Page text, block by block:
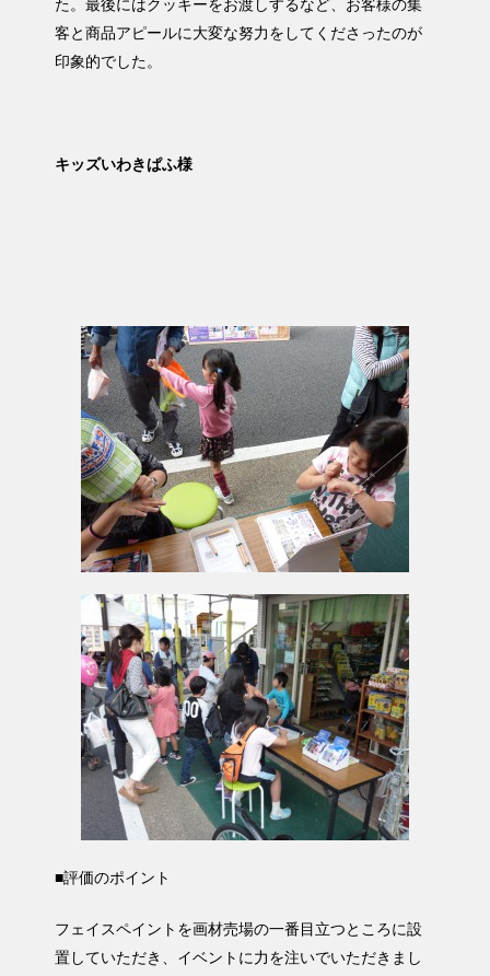
た。最後にはクッキーをお渡しするなど、お客様の集
客と商品アピールに大変な努力をしてくださったのが
印象的でした。
キッズいわきぱふ様
■評価のポイント
フェイスペイントを画材売場の一番目立つところに設
置していただき、イベントに力を注いでいただきまし